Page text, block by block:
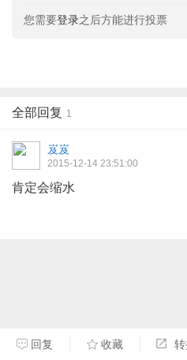
您需要登录之后方能进行投票
全部回复 1
岌岌
2015-12-14 23:51:00
肯定会缩水
回复 收藏